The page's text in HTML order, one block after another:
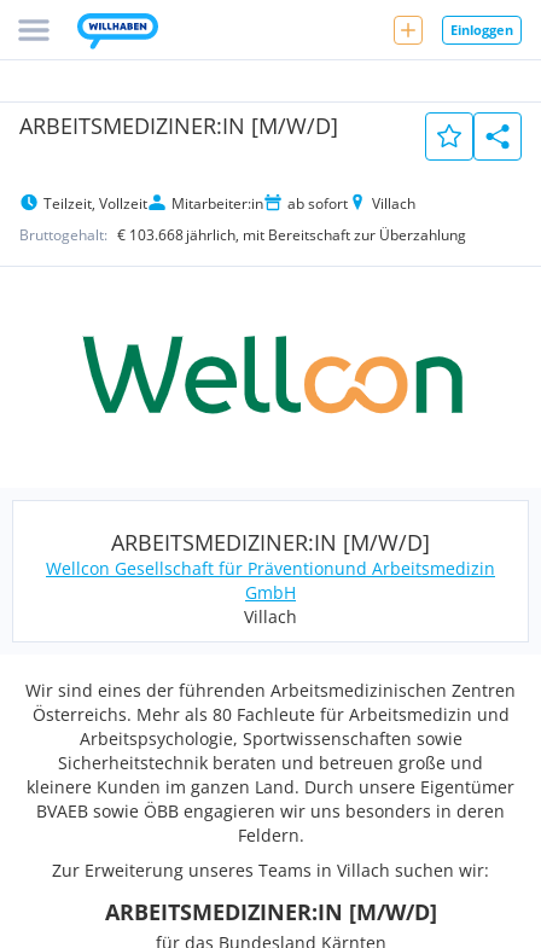
Einloggen
ARBEITSMEDIZINER:IN [M/W/D]
Teilzeit, Vollzeit Mitarbeiter:in ab sofort
Villach
Bruttogehalt: € 103.668jährlich, mit Bereitschaft zur Überzahlung